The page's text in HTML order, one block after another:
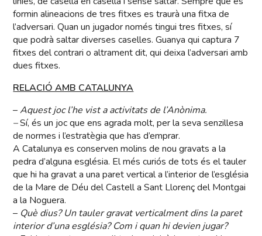
formin alineacions de tres fitxes es traurà una fitxa de
l’adversari. Quan un jugador només tingui tres fitxes, sí
que podrà saltar diverses caselles. Guanya qui captura 7
fitxes del contrari o altrament dit, qui deixa l’adversari amb
dues fitxes.
RELACIÓ AMB CATALUNYA
–Aquest joc l’he vist a activitats de l’Anònima.
–Sí, és un joc que ens agrada molt, per la seva senzillesa
de normes i l’estratègia que has d’emprar.
A Catalunya es conserven molins de nou gravats a la
pedra d’alguna església. El més curiós de tots és el tauler
que hi ha gravat a una paret vertical a l’interior de l’església
de la Mare de Déu del Castell a Sant Llorenç del Montgai
a la Noguera.
– Què dius? Un tauler gravat verticalment dins la paret
interior d’una església? Com i quan hi devien jugar?